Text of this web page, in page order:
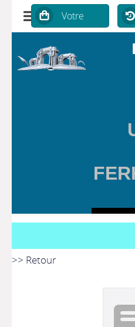
>> Retour